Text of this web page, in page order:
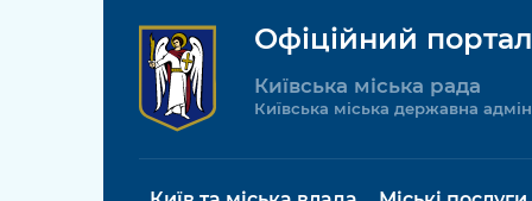
Офіційний
Київська міська рада
Київська міська державна